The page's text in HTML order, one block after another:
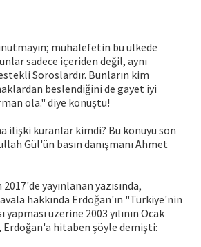
muhalefetin bu ülkede
sadece içeriden değil, aynı
Soroslardır. Bunların kim
beslendiğini de gayet iyi
ola." diye konuştu!
ilişki kuranlar kimdi? Bu konuyu son
Gül'ün basın danışmanı Ahmet
yayınlanan yazısında,
hakkında Erdoğan'ın "Türkiye'nin
üzerine 2003 yılının Ocak
Erdoğan'a hitaben şöyle demişti: